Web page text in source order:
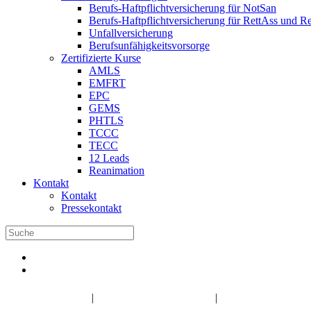
Berufs-Haftpflichtversicherung für NotSan
Berufs-Haftpflichtversicherung für RettAss und
Unfallversicherung
Berufsunfähigkeitsvorsorge
Zertifizierte Kurse
AMLS
EMFRT
EPC
GEMS
PHTLS
TCCC
TECC
12 Leads
Reanimation
Kontakt
Kontakt
Pressekontakt
| |